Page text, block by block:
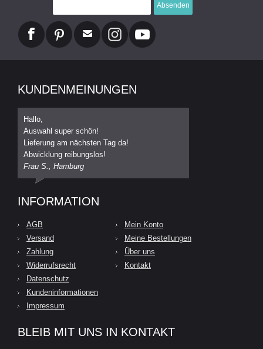
Absenden
KUNDENMEINUNGEN
Hallo,
Auswahl super schön!
Lieferung am nächsten Tag da!
Abwicklung reibungslos!
Frau S., Hamburg
INFORMATION
AGB
Versand
Zahlung
Widerrufsrecht
Datenschutz
Kundeninformationen
Impressum
Mein Konto
Meine Bestellungen
Über uns
Kontakt
BLEIB MIT UNS IN KONTAKT